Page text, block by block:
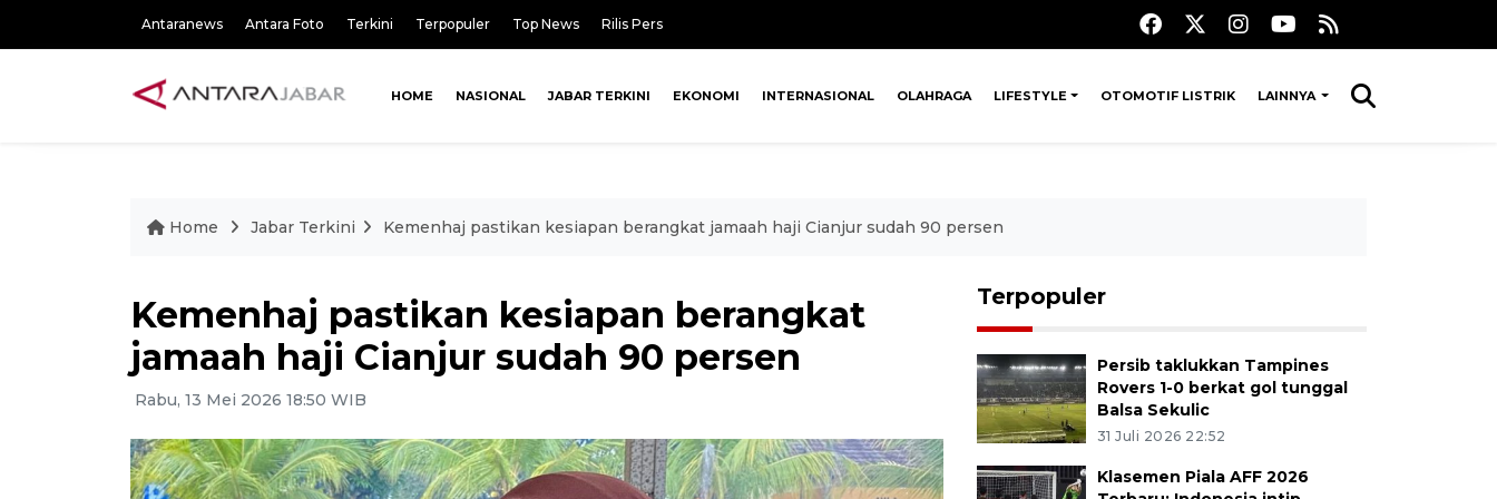
Antaranews Antara Foto Terkini Terpopuler Top News Rilis Pers
HOME NASIONAL JABAR TERKINI EKONOMI INTERNASIONAL OLAHRAGA LIFESTYLE OTOMOTIF LISTRIK LAINNYA
Home Jabar Terkini Kemenhaj pastikan kesiapan berangkat jamaah haji Cianjur sudah 90 persen
Kemenhaj pastikan kesiapan berangkat
jamaah haji Cianjur sudah 90 persen
Rabu, 13 Mei 2026 18:50 WIB
Terpopuler
Persib taklukkan Tampines
Rovers 1-0 berkat gol tunggal
Balsa Sekulic
31 Juli 2026 22:52
Klasemen Piala AFF 2026